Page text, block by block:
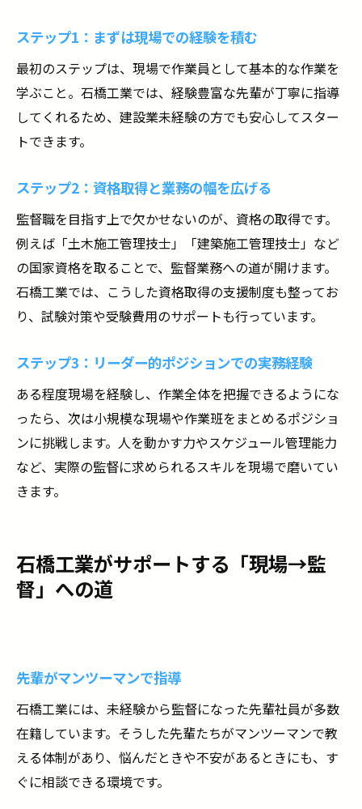
ステップ1：まずは現場での経験を積む
最初のステップは、現場で作業員として基本的な作業を
学ぶこと。石橋工業では、経験豊富な先輩が丁寧に指導
してくれるため、建設業未経験の方でも安心してスター
トできます。
ステップ2：資格取得と業務の幅を広げる
監督職を目指す上で欠かせないのが、資格の取得です。
例えば「土木施工管理技士」「建築施工管理技士」など
の国家資格を取ることで、監督業務への道が開けます。
石橋工業では、こうした資格取得の支援制度も整ってお
り、試験対策や受験費用のサポートも行っています。
ステップ3：リーダー的ポジションでの実務経験
ある程度現場を経験し、作業全体を把握できるようにな
ったら、次は小規模な現場や作業班をまとめるポジショ
ンに挑戦します。人を動かす力やスケジュール管理能力
など、実際の監督に求められるスキルを現場で磨いてい
きます。
石橋工業がサポートする「現場→監
督」への道
先輩がマンツーマンで指導
石橋工業には、未経験から監督になった先輩社員が多数
在籍しています。そうした先輩たちがマンツーマンで教
える体制があり、悩んだときや不安があるときにも、す
ぐに相談できる環境です。